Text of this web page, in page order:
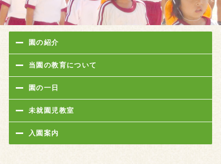
園の紹介
当園の教育について
園の一日
未就園児教室
入園案内